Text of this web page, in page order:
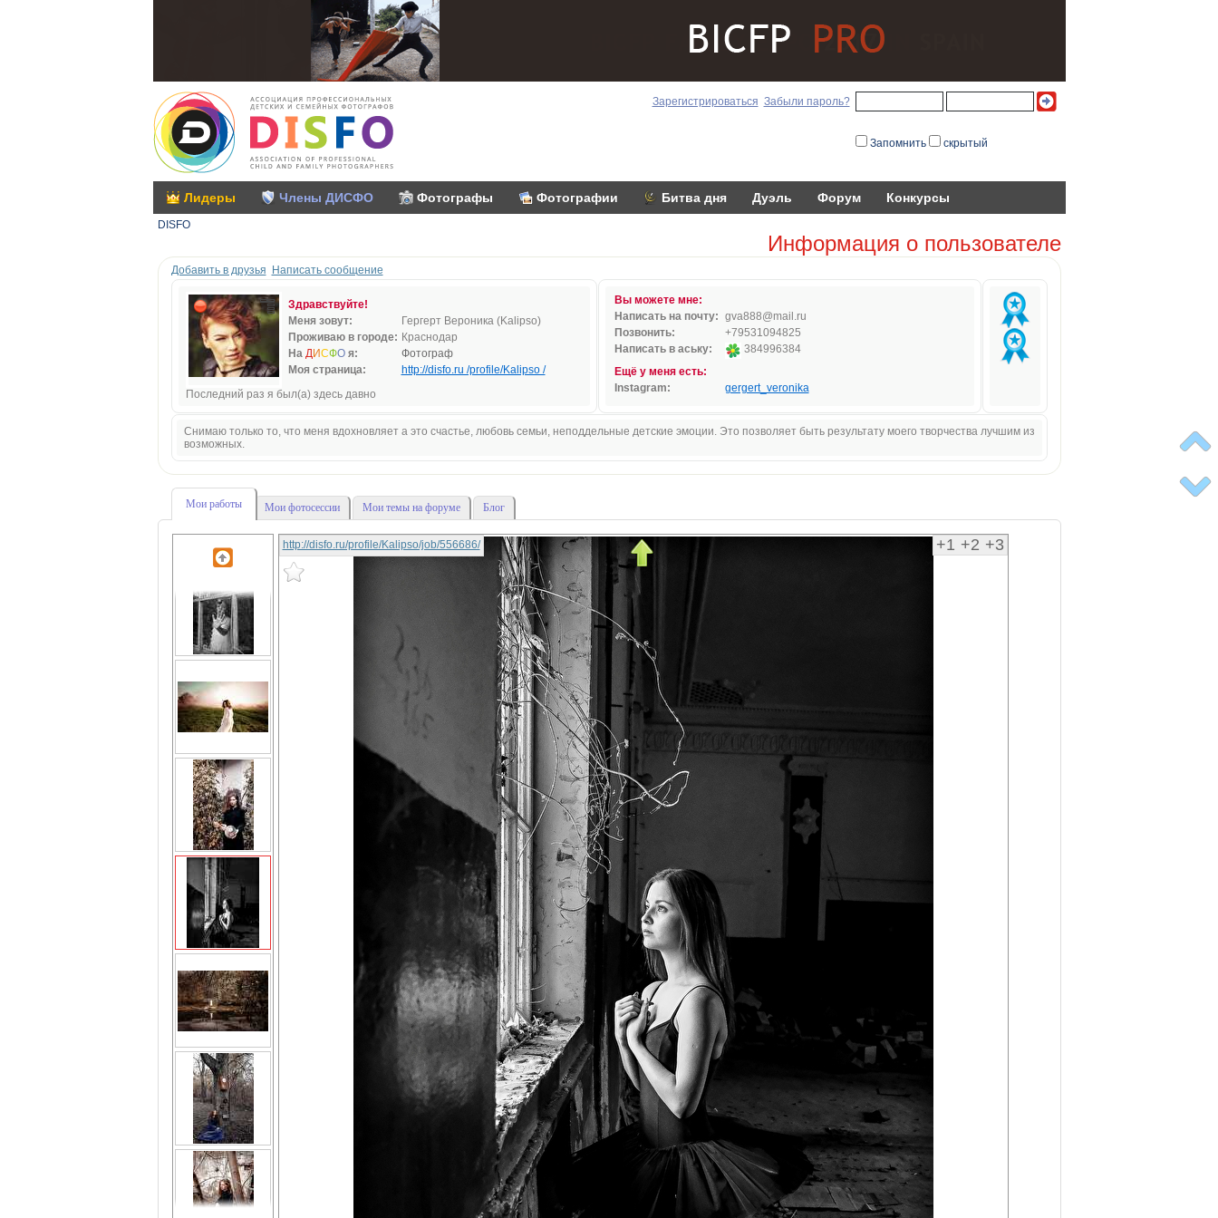
Зарегистрироваться Забыли пароль?
Запомнить скрытый
Лидеры Члены ДИСФО Фотографы Фотографии Битва дня Дуэль Форум Конкурсы
DISFO
Информация о пользователе
Добавить в друзья Написать сообщение
Здравствуйте!
Меня зовут:
Гергерт Вероника (Kalipso)
Проживаю в городе: Краснодар
На ДИСФОя:
Фотограф
Моя страница:
http://disfo.ru /profile/Kalipso /
Последний раз я был(а) здесь давно
Вы можете мне:
Написать на почту: gva888@mail .ru
Позвонить:
+79531094825
Написать в аську:
384996384
Ещё у меня есть:
Instagram:
gergert_veronika
Снимаю только то, что меня вдохновляет а это счастье, любовь семьи, неподдельные детские эмоции. Это позволяет быть результату моего творчества лучшим из
возможных.
Мои работы Мои фотосессии Мои темы на форуме Блог
+1 +2 +3
http://disfo.ru/profile/Kalipso/job/556686/